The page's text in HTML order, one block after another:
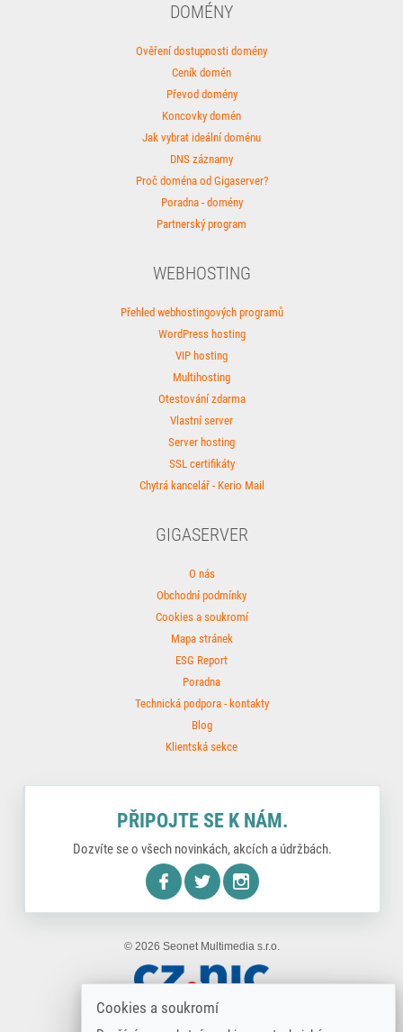
Cookies a soukromí
DOMÉNY
Ověření dostupnosti domény
Ceník domén
Převod domény
Koncovky domén
Jak vybrat ideální doménu
DNS záznamy
Proč doména od Gigaserver?
Poradna - domény
Partnerský program
WEBHOSTING
Přehled webhostingových programů
WordPress hosting
VIP hosting
Multihosting
Otestování zdarma
Vlastní server
Server hosting
SSL certifikáty
Chytrá kancelář - Kerio Mail
GIGASERVER
O nás
Obchodní podmínky
Cookies a soukromí
Mapa stránek
ESG Report
Poradna
Technická podpora - kontakty
Blog
Klientská sekce
PŘIPOJTE SE K NÁM.
Dozvíte se o všech novinkách, akcích a údržbách.
© 2026 Seonet Multimedia s.r.o.